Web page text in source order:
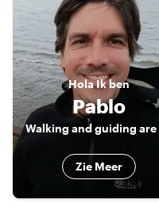
HolaIk ben
Pablo
Zie Meer